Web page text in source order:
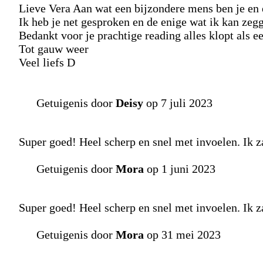
Lieve Vera Aan wat een bijzondere mens ben je
Ik heb je net gesproken en de enige wat ik kan
Bedankt voor je prachtige reading alles klopt als
Tot gauw weer
Veel liefs D
Getuigenis door Deisy op 7 juli 2023
Super goed! Heel scherp en snel met invoelen. Ik
Getuigenis door Mora op 1 juni 2023
Super goed! Heel scherp en snel met invoelen. Ik
Getuigenis door Mora op 31 mei 2023